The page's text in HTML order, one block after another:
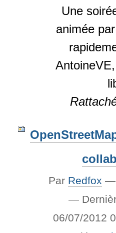
Une
animée
Par Redfox —
—
06/07/2012